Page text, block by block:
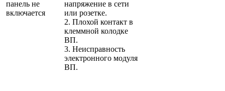
панель не
включается
напряжение в сети
или розетке.
2. Плохой контакт в
клеммной колодке
ВП.
3. Неисправность
электронного модуля
ВП.